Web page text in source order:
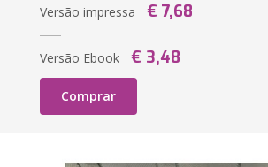
Versão impressa € 7,68
Versão Ebook € 3,48
Comprar